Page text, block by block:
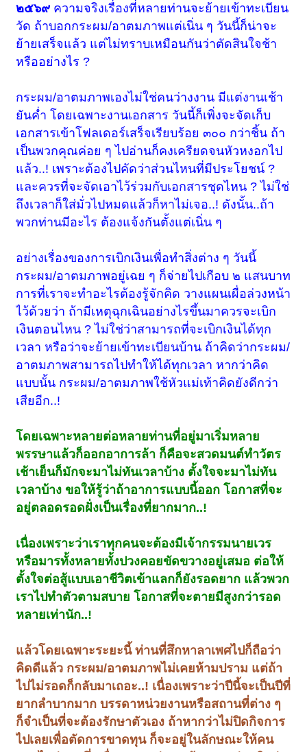
๒๕๖๙ ความจริงเรื่องที่หลายท่านจะย้ายเข้าทะเบียน
วัด ถ้าบอกกระผม/อาตมภาพแต่เนิ่น ๆ วันนี้ก็น่าจะ
ย้ายเสร็จแล้ว แต่ไม่ทราบเหมือนกันว่าตัดสินใจช้า
หรืออย่างไร ?
กระผม/อาตมภาพเองไม่ใช่คนว่างงาน มีแต่งานเช้า
ยันค่ำ โดยเฉพาะงานเอกสาร วันนี้ก็เพิ่งจะจัดเก็บ
เอกสารเข้าโฟลเดอร์เสร็จเรียบร้อย ๓๐๐ กว่าชิ้น ถ้า
เป็นพวกคุณค่อย ๆ ไปอ่านก็คงเครียดจนหัวหงอกไป
แล้ว..! เพราะต้องไปคัดว่าส่วนไหนที่มีประโยชน์ ?
และควรที่จะจัดเอาไว้ร่วมกับเอกสารชุดไหน ? ไม่ใช่
ถึงเวลาก็ใส่มั่วไปหมดแล้วก็หาไม่เจอ..! ดังนั้น..ถ้า
พวกท่านมีอะไร ต้องแจ้งกันตั้งแต่เนิ่น ๆ
อย่างเรื่องของการเบิกเงินเพื่อทำสิ่งต่าง ๆ วันนี้
กระผม/อาตมภาพอยู่เฉย ๆ ก็จ่ายไปเกือบ ๒ แสนบาท
การที่เราจะทำอะไรต้องรู้จักคิด วางแผนเผื่อล่วงหน้า
ไว้ด้วยว่า ถ้ามีเหตุฉุกเฉินอย่างไรขึ้นมาควรจะเบิก
เงินตอนไหน ? ไม่ใช่ว่าสามารถที่จะเบิกเงินได้ทุก
เวลา หรือว่าจะย้ายเข้าทะเบียนบ้าน ถ้าคิดว่ากระผม/
อาตมภาพสามารถไปทำให้ได้ทุกเวลา หากว่าคิด
แบบนั้น กระผม/อาตมภาพใช้หัวแม่เท้าคิดยังดีกว่า
เสียอีก..!
โดยเฉพาะหลายต่อหลายท่านที่อยู่มาเริ่มหลาย
พรรษาแล้วก็ออกอาการล้า ก็คือจะสวดมนต์ทำวัตร
เช้าเย็นก็มักจะมาไม่ทันเวลาบ้าง ตั้งใจจะมาไม่ทัน
เวลาบ้าง ขอให้รู้ว่าถ้าอาการแบบนี้ออก โอกาสที่จะ
อยู่ตลอดรอดฝั่งเป็นเรื่องที่ยากมาก..!
เนื่องเพราะว่าเราทุกคนจะต้องมีเจ้ากรรมนายเวร
หรือมารทั้งหลายทั้งปวงคอยขัดขวางอยู่เสมอ ต่อให้
ตั้งใจต่อสู้แบบเอาชีวิตเข้าแลกก็ยังรอดยาก แล้วพวก
เราไปทำตัวตามสบาย โอกาสที่จะตายมีสูงกว่ารอด
หลายเท่านัก..!
แล้วโดยเฉพาะระยะนี้ ท่านที่สึกหาลาเพศไปก็ถือว่า
คิดดีแล้ว กระผม/อาตมภาพไม่เคยห้ามปราม แต่ถ้า
ไปไม่รอดก็กลับมาเถอะ..! เนื่องเพราะว่าปีนี้จะเป็นปีที่
ยากลำบากมาก บรรดาหน่วยงานหรือสถานที่ต่าง ๆ
ก็จำเป็นที่จะต้องรักษาตัวเอง ถ้าหากว่าไม่ปิดกิจการ
ไปเลยเพื่อตัดการขาดทุน ก็จะอยู่ในลักษณะให้คน